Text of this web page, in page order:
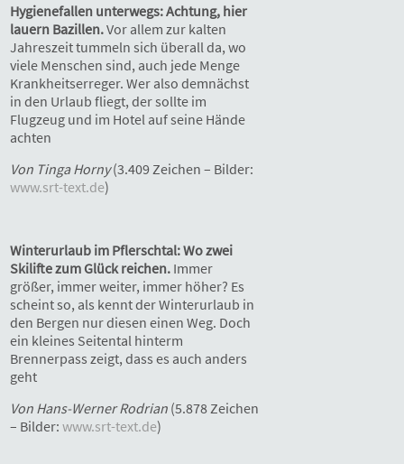
Hygienefallen unterwegs: Achtung, hier
lauern Bazillen.Vor allem zur kalten
Jahreszeit tummeln sich überall da, wo
viele Menschen sind, auch jede Menge
Krankheitserreger. Wer also demnächst
in den Urlaub fliegt, der sollte im
Flugzeug und im Hotel auf seine Hände
achten
Von Tinga Horny(3.409 Zeichen – Bilder:
www.srt-text.de)
Winterurlaub im Pflerschtal: Wo zwei
Skilifte zum Glück reichen. Immer
größer, immer weiter, immer höher? Es
scheint so, als kennt der Winterurlaub in
den Bergen nur diesen einen Weg. Doch
ein kleines Seitental hinterm
Brennerpass zeigt, dass es auch anders
geht
Von Hans-Werner Rodrian (5.878 Zeichen
– Bilder: www.srt-text.de)